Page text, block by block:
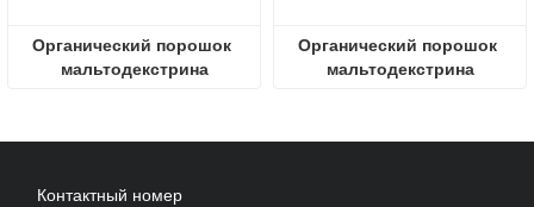
Органический порошок
мальтодекстрина
Органический порошок
мальтодекстрина
Контактный номер